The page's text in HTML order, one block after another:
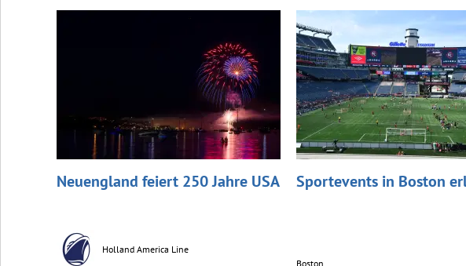
Neuengland feiert 250 Jahre USA Sportevents in Boston
Holland America Line
Boston